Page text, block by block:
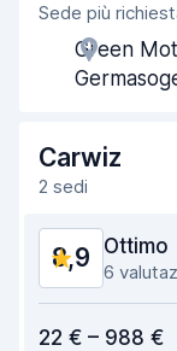
Gentilezza degli
Rapidità del ritiro
Pulizia del veicolo
Condizioni
Sede più
Green
Carwiz
2 sedi
8,9 Ottimo
6
22 € – 988 €